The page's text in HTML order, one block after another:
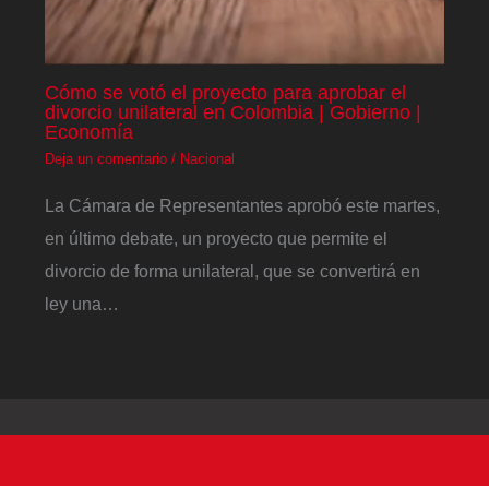
Cómo se votó el proyecto para aprobar el
divorcio unilateral en Colombia | Gobierno |
Economía
Deja un comentario / Nacional
La Cámara de Representantes aprobó este martes,
en último debate, un proyecto que permite el
divorcio de forma unilateral, que se convertirá en
ley una…